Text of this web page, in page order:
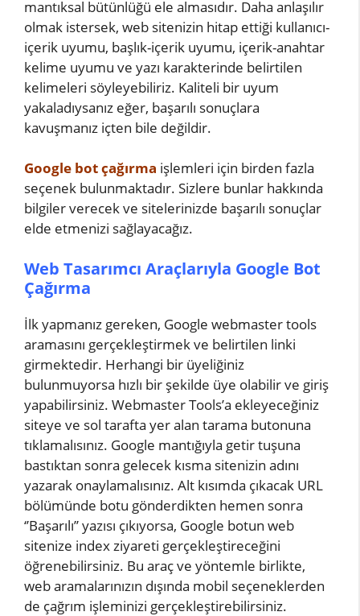
mantıksal bütünlüğü ele almasıdır. Daha anlaşılır
olmak istersek, web sitenizin hitap ettiği kullanıcı-
içerik uyumu, başlık-içerik uyumu, içerik-anahtar
kelime uyumu ve yazı karakterinde belirtilen
kelimeleri söyleyebiliriz. Kaliteli bir uyum
yakaladıysanız eğer, başarılı sonuçlara
kavuşmanız içten bile değildir.
Google bot çağırma işlemleri için birden fazla
seçenek bulunmaktadır. Sizlere bunlar hakkında
bilgiler verecek ve sitelerinizde başarılı sonuçlar
elde etmenizi sağlayacağız.
Web Tasarımcı Araçlarıyla Google Bot
Çağırma
İlk yapmanız gereken, Google webmaster tools
aramasını gerçekleştirmek ve belirtilen linki
girmektedir. Herhangi bir üyeliğiniz
bulunmuyorsa hızlı bir şekilde üye olabilir ve giriş
yapabilirsiniz. Webmaster Tools’a ekleyeceğiniz
siteye ve sol tarafta yer alan tarama butonuna
tıklamalısınız. Google mantığıyla getir tuşuna
bastıktan sonra gelecek kısma sitenizin adını
yazarak onaylamalısınız. Alt kısımda çıkacak URL
bölümünde botu gönderdikten hemen sonra
‘’Başarılı’’ yazısı çıkıyorsa, Google botun web
sitenize index ziyareti gerçekleştireceğini
öğrenebilirsiniz. Bu araç ve yöntemle birlikte,
web aramalarınızın dışında mobil seçeneklerden
de çağrım işleminizi gerçekleştirebilirsiniz.